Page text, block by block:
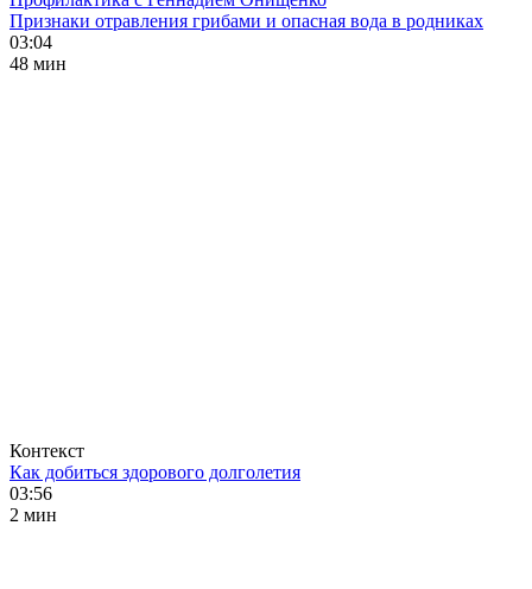
Признаки отравления грибами и опасная вода в родниках
03:04
48 мин
Контекст
Как добиться здорового долголетия
03:56
2 мин